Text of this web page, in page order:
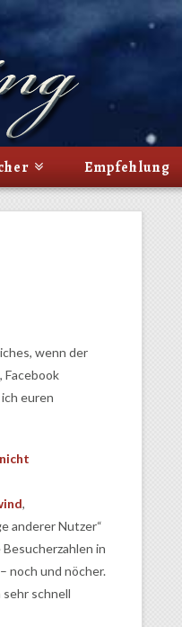
Empfehlung
wenn der
Facebook
euren
,
anderer Nutzer“
in
noch und nöcher.
sehr schnell